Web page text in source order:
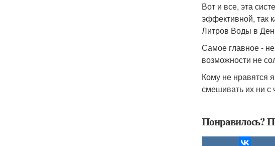
Вот и все, эта
эффективной, так
Литров Воды в
Самое главное -
возможности не
Кому не нравятся
смешивать их ни с
Понравилось?